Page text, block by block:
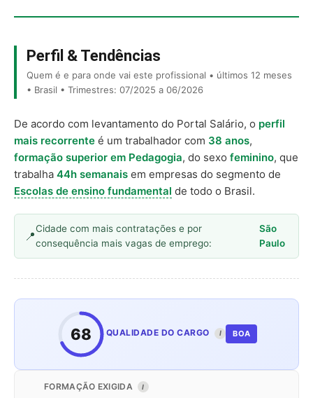
Perfil & Tendências
Quem é e para onde vai este profissional • últimos 12 meses
• Brasil • Trimestres: 07/2025 a 06/2026
De acordo com levantamento do Portal Salário, o perfil
mais recorrente é um trabalhador com 38 anos,
formação superior em Pedagogia, do sexo feminino, que
trabalha 44h semanais em empresas do segmento de
Escolas de ensino fundamental de todo o Brasil.
Cidade com mais contratações e por
consequência mais vagas de emprego:
São
Paulo
68 QUALIDADE DO CARGO I BOA
FORMAÇÃO EXIGIDA I